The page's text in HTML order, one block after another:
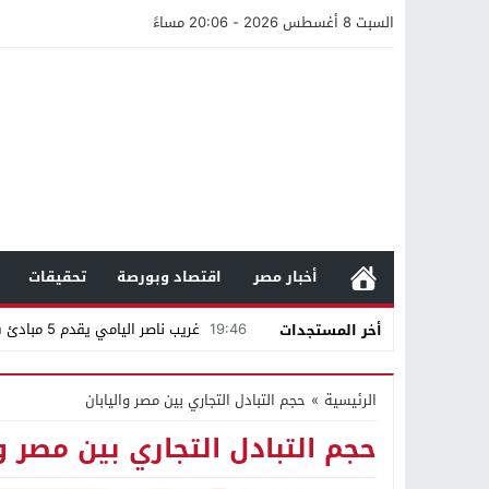
السبت 8 أغسطس 2026 - 20:06 مساءً
أخبار مصر اقتصاد وبورصة تحقيقات
أخر المستجدات
19:46 غريب ناصر اليامي يقدم 5 مبادئ في صناعة المحتوى
05:26 مستندات وتحويلات بنكية
19:57 محمد صالح هشلان يقدم أهم
19:14 ناصر طويرش الحارثي.. من قاعة
الرئيسية » حجم التبادل التجاري بين مصر واليابان
حجم التبادل التجاري بين مصر